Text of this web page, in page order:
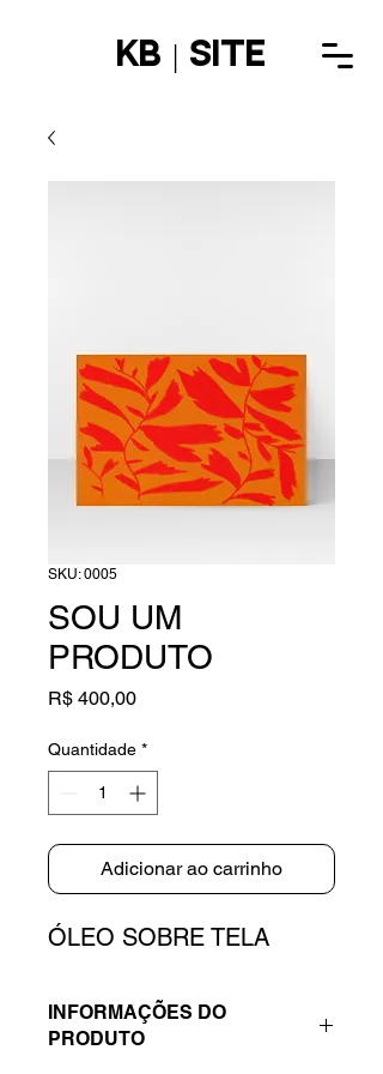
KB | SITE
SKU: 0005
SOU UM
PRODUTO
R$ 400,00Preço
Quantidade *
Adicionar ao carrinho
ÓLEO SOBRE TELA
INFORMAÇÕES DO
PRODUTO